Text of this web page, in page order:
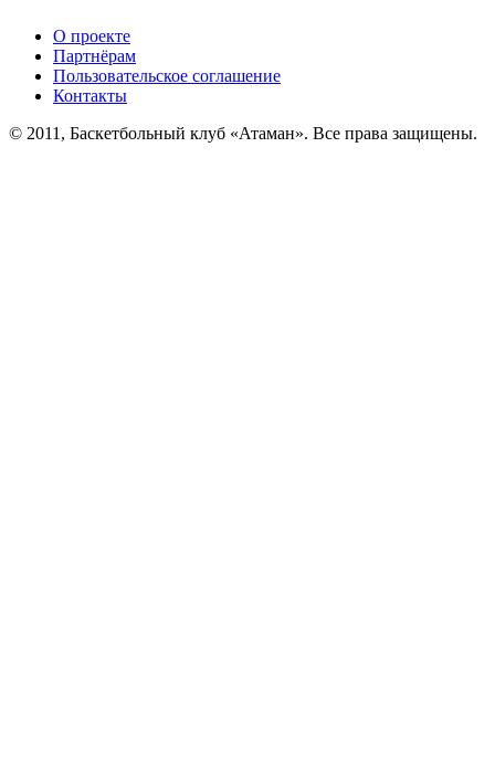
О проекте
Партнёрам
Пользовательское соглашение
Контакты
© 2011, Баскетбольный клуб «Атаман». Все права защищены.